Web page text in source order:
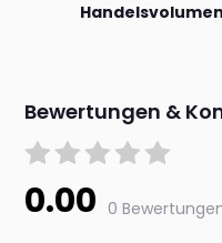
Bewertungen &
0.00 0